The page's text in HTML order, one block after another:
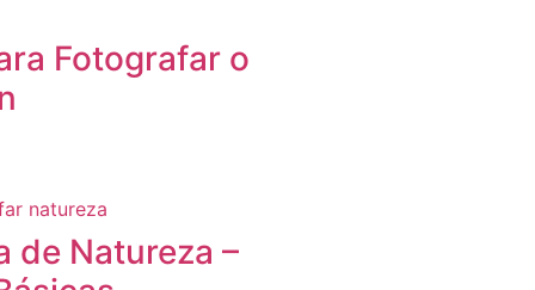
Fotografar o
de Natureza –